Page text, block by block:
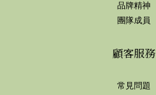
品牌精神
團隊成員
顧客服務
常見問題